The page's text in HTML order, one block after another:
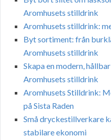
Aromhusets stilldrink
Aromhusets stilldrink:
Byt sortiment: från
Aromhusets stilldrink
Skapa en modern,
Aromhusets stilldrink
Aromhusets Stilldrink:
på Sista Raden
Små dryckestillverkare
stabilare ekonomi